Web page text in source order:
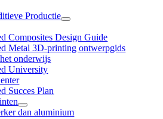
Productie
Composites Design Guide
Metal 3D-printing ontwerpgids
onderwijs
University
Succes Plan
dan aluminium